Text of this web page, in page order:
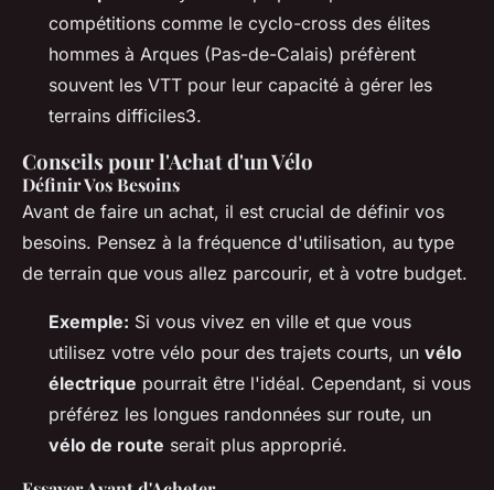
compétitions comme le cyclo-cross des élites
hommes à Arques (Pas-de-Calais) préfèrent
souvent les VTT pour leur capacité à gérer les
terrains difficiles3.
Conseils pour l'Achat d'un Vélo
Définir Vos Besoins
Avant de faire un achat, il est crucial de définir vos
besoins. Pensez à la fréquence d'utilisation, au type
de terrain que vous allez parcourir, et à votre budget.
Exemple: Si vous vivez en ville et que vous
utilisez votre vélo pour des trajets courts, un vélo
électrique pourrait être l'idéal. Cependant, si vous
préférez les longues randonnées sur route, un
vélo de route serait plus approprié.